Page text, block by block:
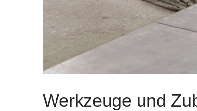
Werkzeuge und